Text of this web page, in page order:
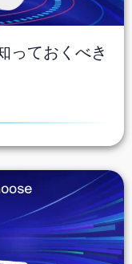
っておくべき